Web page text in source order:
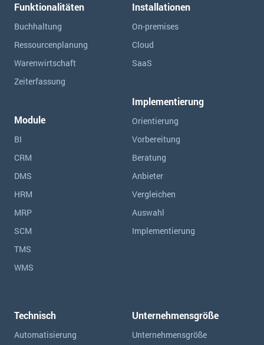
Funktionalitäten
Buchhaltung
Ressourcen­planung
Warenwirtschaft
Zeiterfassung
Module
BI
CRM
DMS
HRM
MRP
SCM
TMS
WMS
Installationen
On-premises
Cloud
SaaS
Implementierung
Orientierung
Vorbereitung
Beratung
Anbieter
Vergleichen
Auswahl
Implementierung
Technisch
Automatisierung
Unternehmensgröße
Unternehmensgröße